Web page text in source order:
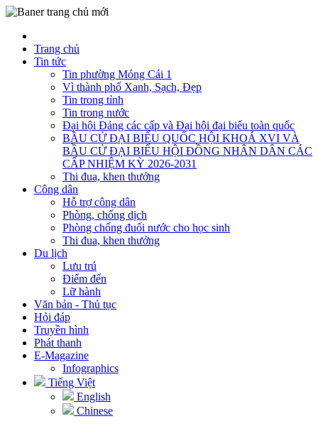
Trang chủ
Tin tức
Tin phường Móng Cái 1
Vì thành phố Xanh, Sạch, Đẹp
Tin trong tỉnh
Tin trong nước
Đại hội Đảng các cấp và Đại hội đại biểu toàn quốc
BẦU CỬ ĐẠI BIỂU QUỐC HỘI KHOÁ XVI VÀ
BẦU CỬ ĐẠI BIỂU HỘI ĐỒNG NHÂN DÂN CÁC
CẤP NHIỆM KỲ 2026-2031
Thi đua, khen thưởng
Công dân
Hỗ trợ công dân
Phòng, chống dịch
Phòng chống đuối nước cho học sinh
Thi đua, khen thưởng
Du lịch
Lưu trú
Điểm đến
Lữ hành
Văn bản - Thủ tục
Hỏi đáp
Truyền hình
Phát thanh
E-Magazine
Infographics
Tiếng Việt
English
Chinese